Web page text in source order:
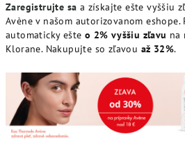
Zaregistrujte sa a získajte ešte vyššiu
Avène v našom autorizovanom eshope.
automaticky ešte o 2% vyššiu zľavu na
Klorane. Nakupujte so zľavou až 32%.